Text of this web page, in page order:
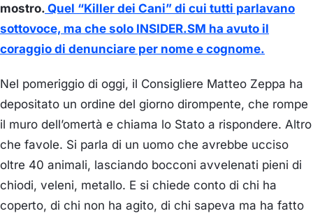
mostro. Quel “Killer dei Cani” di cui tutti parlavano
sottovoce, ma che solo INSIDER.SM ha avuto il
coraggio di denunciare per nome e cognome.
Nel pomeriggio di oggi, il Consigliere Matteo Zeppa ha
depositato un ordine del giorno dirompente, che rompe
il muro dell’omertà e chiama lo Stato a rispondere. Altro
che favole. Si parla di un uomo che avrebbe ucciso
oltre 40 animali, lasciando bocconi avvelenati pieni di
chiodi, veleni, metallo. E si chiede conto di chi ha
coperto, di chi non ha agito, di chi sapeva ma ha fatto